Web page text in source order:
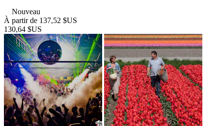
Nouveau
À partir de 137,52 $US
130,64 $US